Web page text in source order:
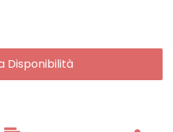
Disponibilità